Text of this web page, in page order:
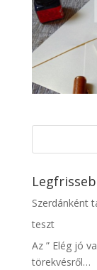
Szerdánként
teszt
Az ” Elég jó
törekvésről…